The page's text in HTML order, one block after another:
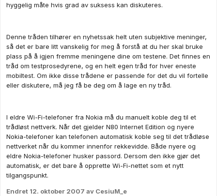
hyggelig måte hvis grad av suksess kan diskuteres.
Denne tråden tilhører en nyhetssak helt uten subjektive meninger,
så det er bare litt vanskelig for meg å forstå at du her skal bruke
plass på å igjen fremme meningene dine om testene. Det finnes en
tråd om testprosedyrene, og en helt egen tråd for hver eneste
mobiltest. Om ikke disse trådene er passende for det du vil fortelle
eller diskutere, må jeg få be deg om å lage en ny tråd.
I eldre Wi-Fi-telefoner fra Nokia må du manuelt koble deg til et
trådløst nettverk. Når det gjelder N80 Internet Edition og nyere
Nokia-telefoner kan telefonen automatisk koble seg til det trådløse
nettverket når du kommer innenfor rekkevidde. Både nyere og
eldre Nokia-telefoner husker passord. Dersom den ikke gjør det
automatisk, er det bare å opprette Wi-Fi-nettet som et nytt
tilgangspunkt.
Endret 12. oktober 2007 av CesiuM_e